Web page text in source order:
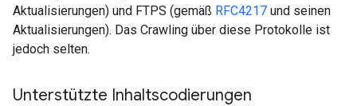
Aktualisierungen) und FTPS (gemäß RFC4217 und seinen
Aktualisierungen). Das Crawling über diese Protokolle ist
jedoch selten.
Unterstützte Inhaltscodierungen